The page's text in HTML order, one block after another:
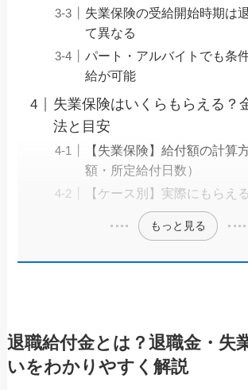
失業保険の受給開始時期は
て異なる
パート・アルバイトでも条
給が可能
失業保険はいくらもらえる？
法と目安
【失業保険】給付額の計算
額・所定給付日数）
【ケース別】実際にもらえ
もっと見る
退職給付金とは？退職金・失
いをわかりやすく解説